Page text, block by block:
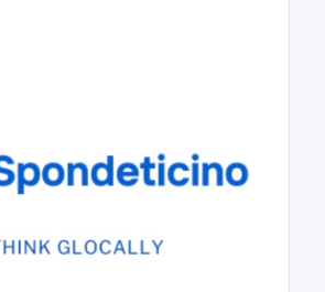
C: AlcioneMilano-Novara
contro la vincente di Livorno-Reggiana
ci faremo trovare pronti"